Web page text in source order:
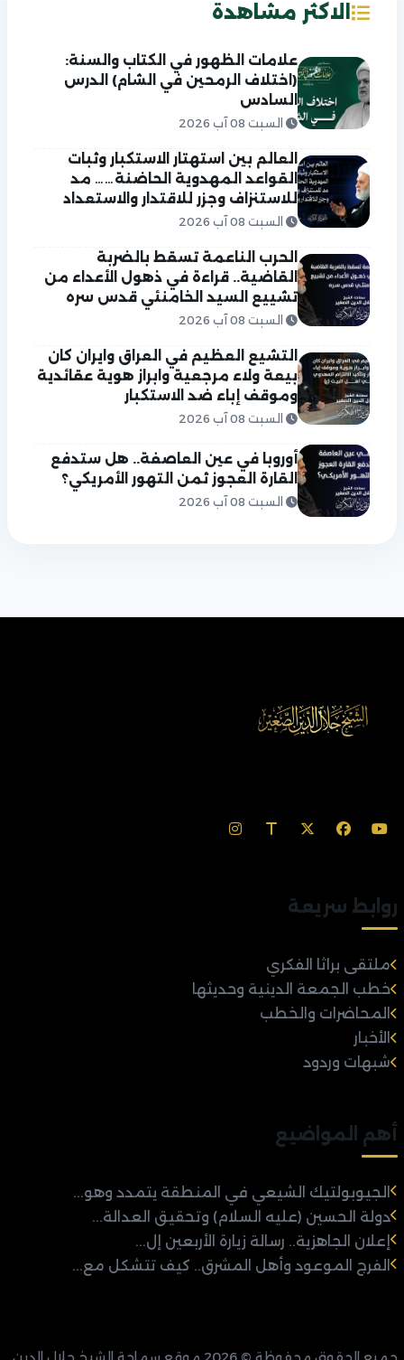
الاكثر مشاهدة
علامات الظهور في الكتاب والسنة:
(اختلاف الرمحين في الشام) الدرس
السادس
السبت 08 آب 2026
العالم بين استهتار الاستكبار وثبات
القواعد المهدوية الحاضنة…… مد
للاستنزاف وجزر للاقتدار والاستعداد
السبت 08 آب 2026
الحرب الناعمة تسقط بالضربة
القاضية.. قراءة في ذهول الأعداء من
تشييع السيد الخامنئي قدس سره
السبت 08 آب 2026
التشيع العظيم في العراق وايران كان
بيعة ولاء مرجعية وابراز هوية عقائدية
وموقف إباء ضد الاستكبار
السبت 08 آب 2026
أوروبا في عين العاصفة.. هل ستدفع
القارة العجوز ثمن التهور الأمريكي؟
السبت 08 آب 2026
روابط سريعة
ملتقى براثا الفكري
خطب الجمعة الدينية وحديثها
المحاضرات والخطب
الأخبار
شبهات وردود
أهم المواضيع
الجيوبولتيك الشيعي في المنطقة يتمدد وهو...
دولة الحسين (عليه السلام) وتحقيق العدالة...
إعلان الجاهزية.. رسالة زيارة الأربعين إل...
الفرج الموعود وأهل المشرق.. كيف تتشكل مع...